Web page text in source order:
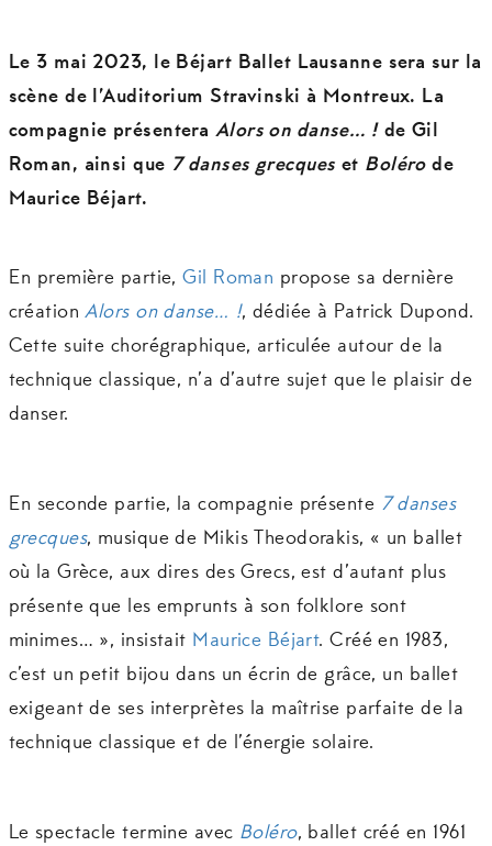
Le 3 mai 2023, le Béjart Ballet Lausanne sera sur la
scène de l’Auditorium Stravinski à Montreux. La
compagnie présentera Alors on danse… ! de Gil
Roman, ainsi que 7 danses grecques et Bolérode
Maurice Béjart.
En première partie,Gil Roman propose sa dernière
créationAlors on danse… !, dédiée à Patrick Dupond.
Cette suite chorégraphique, articulée autour de la
technique classique, n’a d’autre sujet que le plaisir de
danser.
En seconde partie, la compagnie présente 7 danses
grecques, musique de Mikis Theodorakis, « un ballet
où la Grèce, aux dires des Grecs, est d’autant plus
présente que les emprunts à son folklore sont
minimes… », insistait Maurice Béjart. Créé en 1983,
c’est un petit bijou dans un écrin de grâce, un ballet
exigeant de ses interprètes la maîtrise parfaite de la
technique classique et de l’énergie solaire.
Le spectacle termine avec Boléro, ballet créé en 1961